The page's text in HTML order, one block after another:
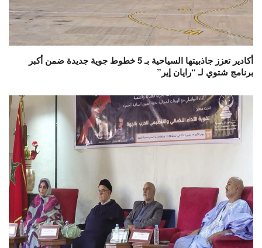
أكادير تعزز جاذبيتها السياحية بـ 5 خطوط جوية جديدة ضمن أكبر
برنامج شتوي لـ “رايان إير”